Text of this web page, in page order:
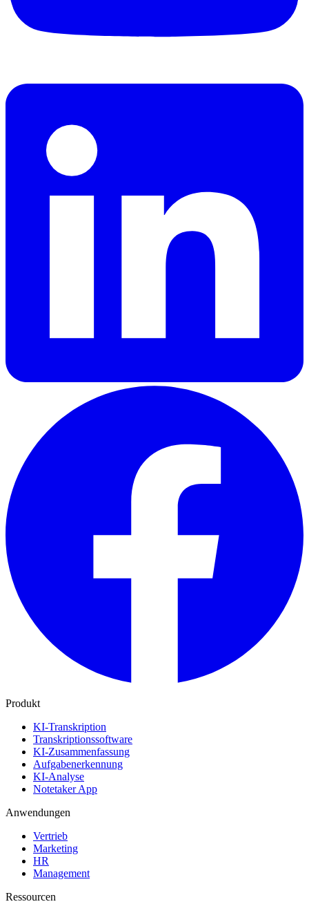
Produkt
KI-Transkription
Transkriptionssoftware
KI-Zusammenfassung
Aufgabenerkennung
KI-Analyse
Notetaker App
Anwendungen
Vertrieb
Marketing
HR
Management
Ressourcen